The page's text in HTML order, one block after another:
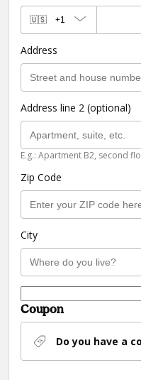
🇺🇸 +1
Address
Address line 2 (optional)
E.g.: Apartment B2, second
Zip Code
City
Coupon
Do you have a